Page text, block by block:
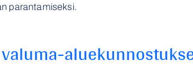
parantamiseksi.